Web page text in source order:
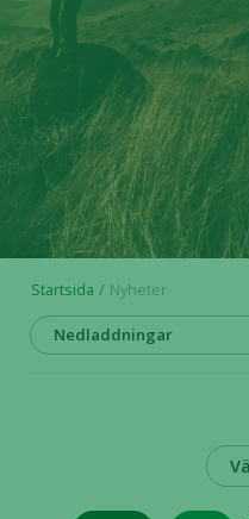
Startsida Nyheter
Nedladdningar